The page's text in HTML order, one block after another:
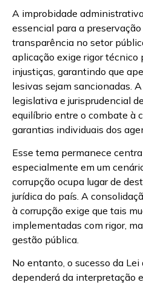
A improbidade
essencial para a
transparência no setor
aplicação exige rigor técnico
injustiças, garantindo que
lesivas sejam sancionadas.
legislativa e jurisprudencial
equilíbrio entre o combate à
garantias individuais dos
Esse tema permanece
especialmente em um
corrupção ocupa lugar de
jurídica do país. A
à corrupção exige que tais
implementadas com rigor,
gestão pública.
No entanto, o sucesso da
dependerá da interpretação